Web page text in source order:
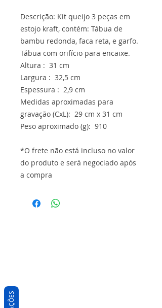
Descrição: Kit queijo 3 peças em
estojo kraft, contém: Tábua de
bambu redonda, faca reta, e garfo.
Tábua com orifício para encaixe.
Altura : 31 cm
Largura : 32,5 cm
Espessura : 2,9 cm
Medidas aproximadas para
gravação (CxL): 29 cm x 31 cm
Peso aproximado (g): 910
*O frete não está incluso no valor
do produto e será negociado após
a compra